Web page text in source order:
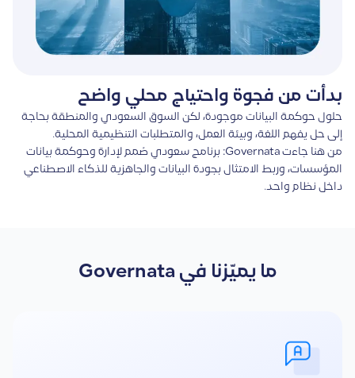
بدأت من فجوة واحتياج محلي واضح
حلول حوكمة البيانات موجودة، لكن السوق السعودي والمنطقة بحاجة
إلى حل يفهم اللغة، وبيئة العمل، والمتطلبات التنظيمية المحلية.
من هنا جاءت Governata: برنامج سعودي صُمم لإدارة وحوكمة بيانات
المؤسسات، وربط الامتثال بجودة البيانات والجاهزية للذكاء الاصطناعي
داخل نظام واحد.
ما يميّزنا في Governata